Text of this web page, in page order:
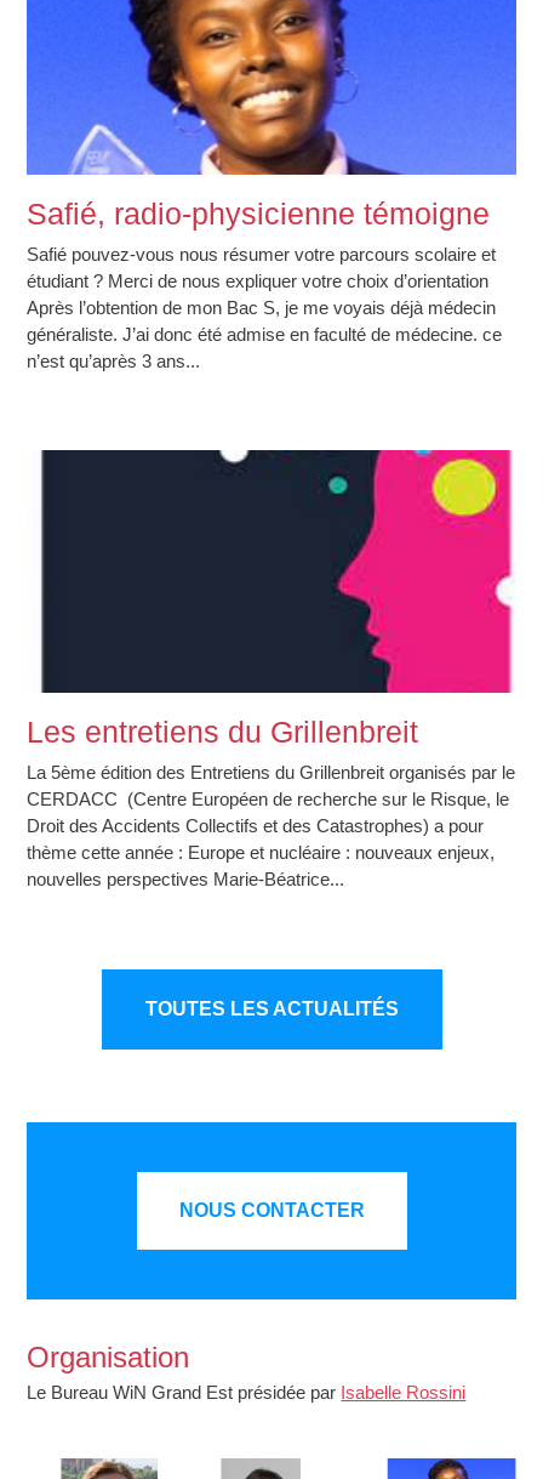
Safié, radio-physicienne témoigne
Safié pouvez-vous nous résumer votre parcours scolaire et
étudiant ? Merci de nous expliquer votre choix d’orientation
Après l’obtention de mon Bac S, je me voyais déjà médecin
généraliste. J’ai donc été admise en faculté de médecine. ce
n’est qu’après 3 ans...
Les entretiens du Grillenbreit
La 5ème édition des Entretiens du Grillenbreit organisés par le
CERDACC (Centre Européen de recherche sur le Risque, le
Droit des Accidents Collectifs et des Catastrophes) a pour
thème cette année : Europe et nucléaire : nouveaux enjeux,
nouvelles perspectives Marie-Béatrice...
TOUTES LES ACTUALITÉS
NOUS CONTACTER
Organisation
Le BureauWiN Grand Est présidée par Isabelle Rossini